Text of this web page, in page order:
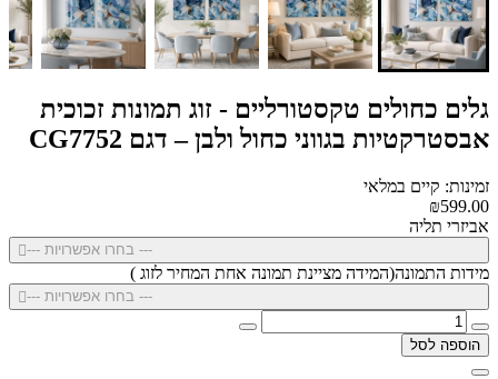
גלים כחולים טקסטורליים - זוג תמונות זכוכית
אבסטרקטיות בגווני כחול ולבן – דגם CG7752
זמינות: קיים במלאי
₪599.00
אביזרי תליה
--- בחרו אפשרויות ---
מידות התמונה(המידה מציינת תמונה אחת המחיר לזוג )
--- בחרו אפשרויות ---
הוספה לסל